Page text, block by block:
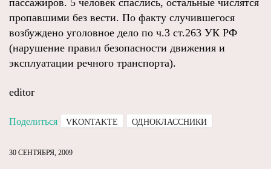
пассажиров. 5 человек спаслись, остальные числятся
пропавшими без вести. По факту случившегося
возбуждено уголовное дело по ч.3 ст.263 УК РФ
(нарушение правил безопасности движения и
эксплуатации речного транспорта).
editor
Поделиться VKONTAKTE ОДНОКЛАССНИКИ
30 СЕНТЯБРЯ, 2009